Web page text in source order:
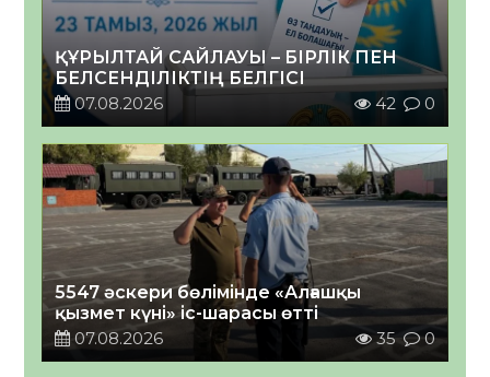
ҚҰРЫЛТАЙ САЙЛАУЫ – БІРЛІК ПЕН
БЕЛСЕНДІЛІКТІҢ БЕЛГІСІ
07.08.2026
42 0
5547 әскери бөлімінде «Алғашқы
қызмет күні» іс-шарасы өтті
07.08.2026
35 0